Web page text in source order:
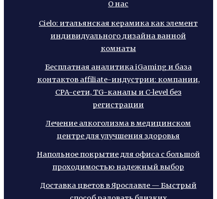
О нас
Cielo: итальянская керамика как элемент
индивидуального дизайна ванной
комнаты
Бесплатная аналитика iGaming и база
контактов affiliate-индустрии: компании,
CPA-сети, TG-каналы и C-level без
регистрации
Лечение алкоголизма в медицинском
центре для улучшения здоровья
Напольное покрытие для офиса с большой
проходимостью надежный выбор
Доставка цветов в Ярославле — Быстрый